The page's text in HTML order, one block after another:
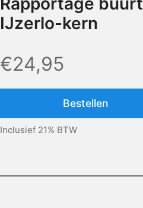
IJzerlo-kern
€24,95
Bestellen
Inclusief 21% BTW